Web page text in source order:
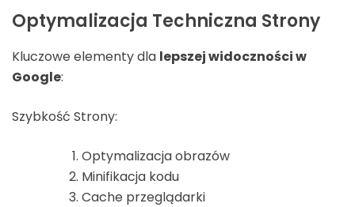
Optymalizacja Techniczna Strony
Kluczowe elementy dla lepszej widoczności w
Google:
Szybkość Strony:
Optymalizacja obrazów
Minifikacja kodu
Cache przeglądarki